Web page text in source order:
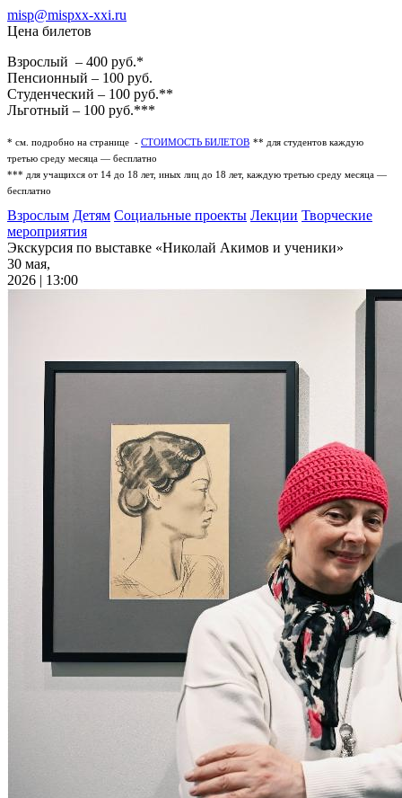
misp@mispxx-xxi.ru
Цена билетов
Взрослый – 400 руб.*
Пенсионный – 100 руб.
Студенческий – 100 руб.**
Льготный – 100 руб.***
* см. подробно на странице - СТОИМОСТЬ БИЛЕТОВ ** для студентов каждую
третью среду месяца — бесплатно
*** для учащихся от 14 до 18 лет, иных лиц до 18 лет, каждую третью среду месяца —
бесплатно
Взрослым Детям Социальные проекты Лекции Творческие
мероприятия
Экскурсия по выставке «Николай Акимов и ученики»
30 мая,
2026 | 13:00